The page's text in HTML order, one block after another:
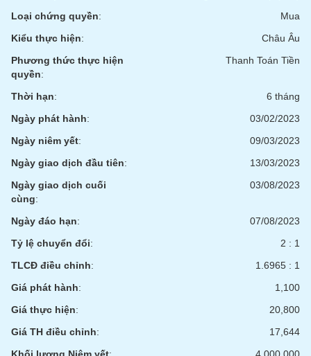
kiện
Tài
liệu
lý
thị
Loại chứng quyền:
Mua
Kiểu thực hiện:
Châu Âu
Phương thức thực hiện
quyền:
Thanh Toán Tiền
Thời hạn:
6 tháng
Ngày phát hành:
03/02/2023
Ngày niêm yết:
09/03/2023
Ngày giao dịch đầu tiên:
13/03/2023
Ngày giao dịch cuối
cùng:
03/08/2023
Ngày đáo hạn:
07/08/2023
Tỷ lệ chuyển đổi:
2 : 1
TLCĐ điều chỉnh:
1.6965 : 1
Giá phát hành:
1,100
Giá thực hiện:
20,800
Giá TH điều chỉnh:
17,644
CÔNG
NGHIỆP
TIÊU
DÙNG
THIẾT
YẾU
DÙNG
THIẾT